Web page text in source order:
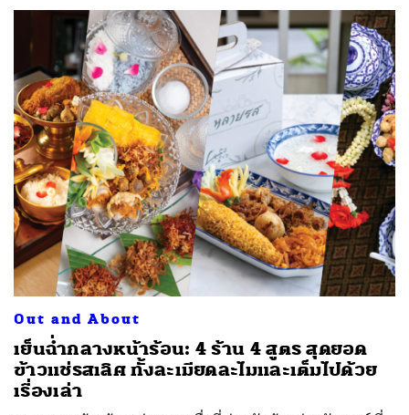
Out and About
เย็นฉ่ำกลางหน้าร้อน: 4 ร้าน 4 สูตร สุดยอด
ข้าวแช่รสเลิศ ทั้งละเมียดละไมและเต็มไปด้วย
เรื่องเล่า